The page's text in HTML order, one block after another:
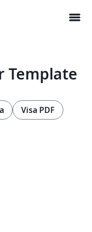
menu
Template
Visa PDF